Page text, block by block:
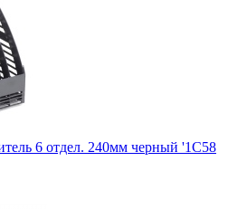
6 отдел. 240мм черный '1C58